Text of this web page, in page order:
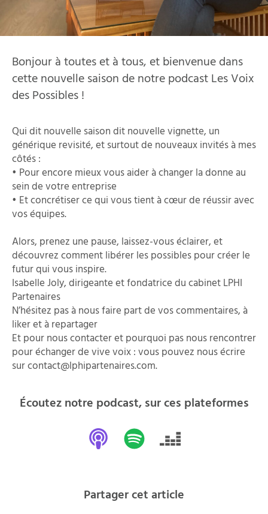
Bonjour à toutes et à tous, et bienvenue dans
cette nouvelle saison de notre podcast Les Voix
des Possibles !
Qui dit nouvelle saison dit nouvelle vignette, un
générique revisité, et surtout de nouveaux invités à mes
côtés :
• Pour encore mieux vous aider à changer la donne au
sein de votre entreprise
• Et concrétiser ce qui vous tient à cœur de réussir avec
vos équipes.
Alors, prenez une pause, laissez-vous éclairer, et
découvrez comment libérer les possibles pour créer le
futur qui vous inspire.
Isabelle Joly, dirigeante et fondatrice du cabinet LPHI
Partenaires
N’hésitez pas à nous faire part de vos commentaires, à
liker et à repartager
Et pour nous contacter et pourquoi pas nous rencontrer
pour échanger de vive voix : vous pouvez nous écrire
sur contact@lphipartenaires.com.
Écoutez notre podcast, sur ces plateformes
Partager cet article